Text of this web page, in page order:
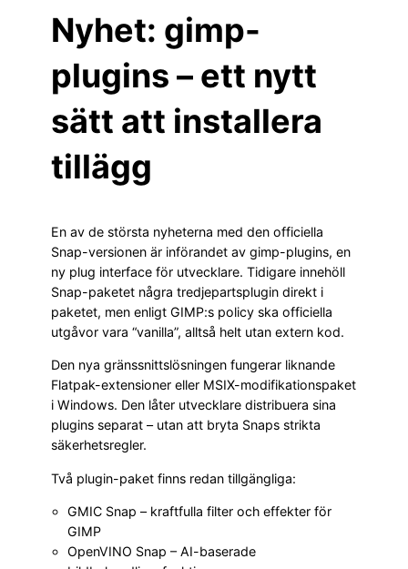
Nyhet: gimp-
plugins – ett nytt
sätt att installera
tillägg
En av de största nyheterna med den officiella
Snap-versionen är införandet av gimp-plugins, en
ny plug interface för utvecklare. Tidigare innehöll
Snap-paketet några tredjepartsplugin direkt i
paketet, men enligt GIMP:s policy ska officiella
utgåvor vara “vanilla”, alltså helt utan extern kod.
Den nya gränssnittslösningen fungerar liknande
Flatpak-extensioner eller MSIX-modifikationspaket
i Windows. Den låter utvecklare distribuera sina
plugins separat – utan att bryta Snaps strikta
säkerhetsregler.
Två plugin-paket finns redan tillgängliga:
GMIC Snap – kraftfulla filter och effekter för
GIMP
OpenVINO Snap – AI-baserade